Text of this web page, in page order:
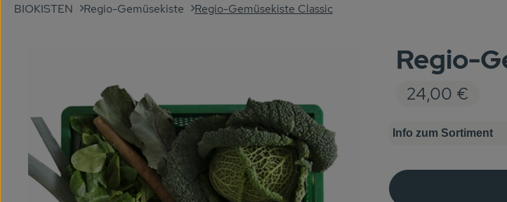
BIOKISTEN Regio-Gemüsekiste Regio-Gemüsekiste Classic
Regio-
24,00 €
Info zum Sortiment